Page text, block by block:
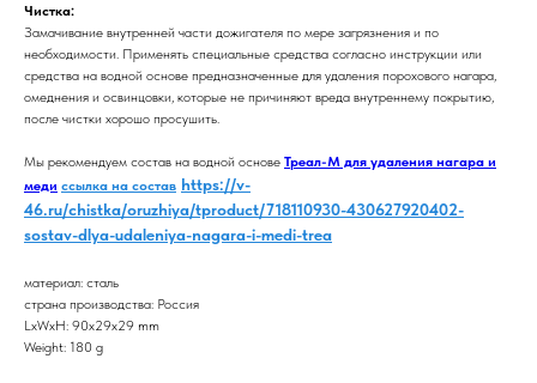
Чистка:
Замачивание внутренней части дожигателя по мере загрязнения и по
необходимости. Применять специальные средства согласно инструкции или
средства на водной основе предназначенные для удаления порохового нагара,
омеднения и освинцовки, которые не причиняют вреда внутреннему покрытию,
после чистки хорошо просушить.
Мы рекомендуем состав на водной основе Треал-М для удаления нагара и
меди ссылка на состав https://v-
46.ru/chistka/oruzhiya/tproduct/718110930-430627920402-
sostav-dlya-udaleniya-nagara-i-medi-trea
материал: сталь
страна производства: Россия
LxWxH: 90x29x29 mm
Weight: 180 g